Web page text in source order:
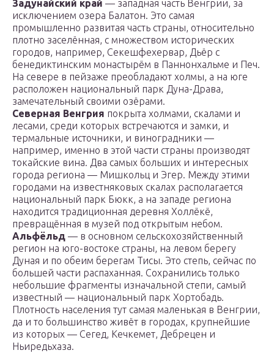
Задунайский край — западная часть Венгрии, за
исключением озера Балатон. Это самая
промышленно развитая часть страны, относительно
плотно заселённая, с множеством исторических
городов, например, Секешфехервар, Дьёр с
бенедиктинским монастырём в Паннонхальме и Печ.
На севере в пейзаже преобладают холмы, а на юге
расположен национальный парк Дуна-Драва,
замечательный своими озёрами.
Северная Венгрия покрыта холмами, скалами и
лесами, среди которых встречаются и замки, и
термальные источники, и виноградники —
например, именно в этой части страны производят
токайские вина. Два самых больших и интересных
города региона — Мишкольц и Эгер. Между этими
городами на известняковых скалах располагается
национальный парк Бюкк, а на западе региона
находится традиционная деревня Холлёкё,
превращённая в музей под открытым небом.
Альфёльд — в основном сельскохозяйственный
регион на юго-востоке страны, на левом берегу
Дуная и по обеим берегам Тисы. Это степь, сейчас по
большей части распаханная. Сохранились только
небольшие фрагменты изначальной степи, самый
известный — национальный парк Хортобадь.
Плотность населения тут самая маленькая в Венгрии,
да и то большинство живёт в городах, крупнейшие
из которых — Сегед, Кечкемет, Дебрецен и
Ньиредьхаза.